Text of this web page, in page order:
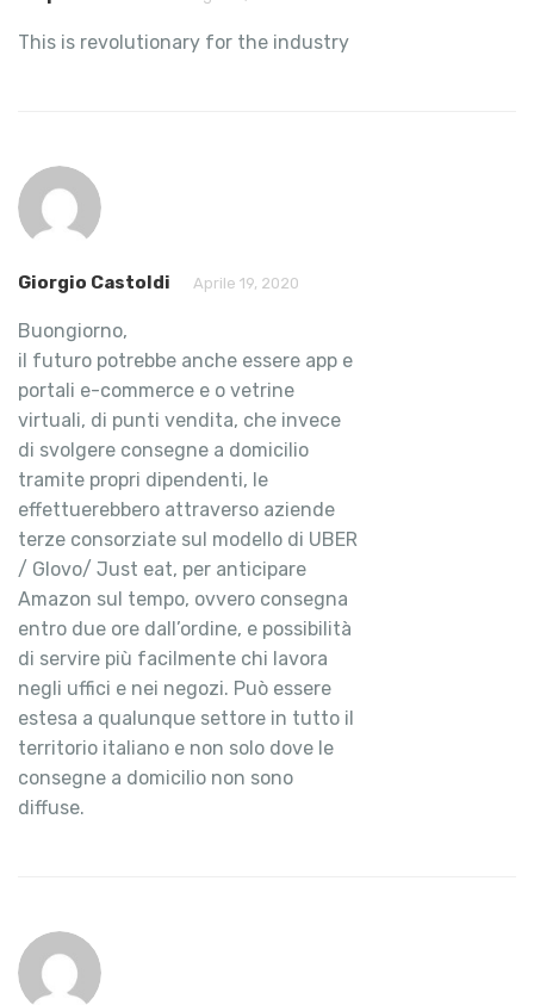
This is revolutionary for the industry
Giorgio Castoldi Aprile 19, 2020
Buongiorno,
il futuro potrebbe anche essere app e
portali e-commerce e o vetrine
virtuali, di punti vendita, che invece
di svolgere consegne a domicilio
tramite propri dipendenti, le
effettuerebbero attraverso aziende
terze consorziate sul modello di UBER
/ Glovo/ Just eat, per anticipare
Amazon sul tempo, ovvero consegna
entro due ore dall’ordine, e possibilità
di servire più facilmente chi lavora
negli uffici e nei negozi. Può essere
estesa a qualunque settore in tutto il
territorio italiano e non solo dove le
consegne a domicilio non sono
diffuse.